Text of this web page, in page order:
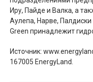
Иру, Пайде и Валка, а
Аулепа, Нарве,
Green принадлежит
Источник:
167005 EnergyLand.